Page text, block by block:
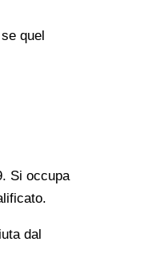
quel
Si occupa
dal